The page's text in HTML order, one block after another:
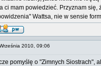
ci mam powiedzieć. Przyznam
Wattsa, nie w sensie
2010, 09:06
pomyślę o "Zimnych Siostrach",